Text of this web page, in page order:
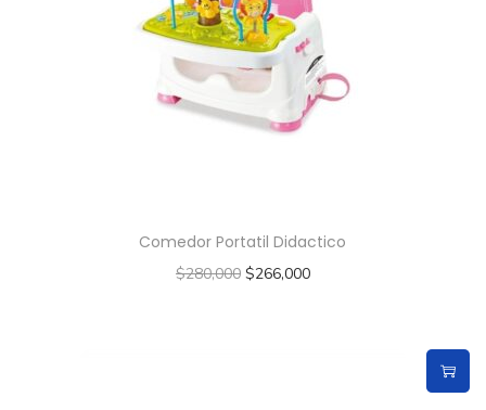
Comedor Portatil Didactico
$280,000 $266,000